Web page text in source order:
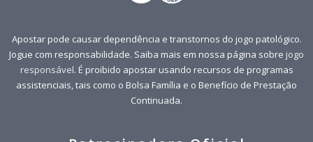
Apostar pode causar dependência e transtornos do jogo patológico.
Jogue com responsabilidade. Saiba mais em nossa página sobre jogo
responsável. É proibido apostar usando recursos de programas
assistenciais, tais como o Bolsa Família e o Benefício de Prestação
Continuada.